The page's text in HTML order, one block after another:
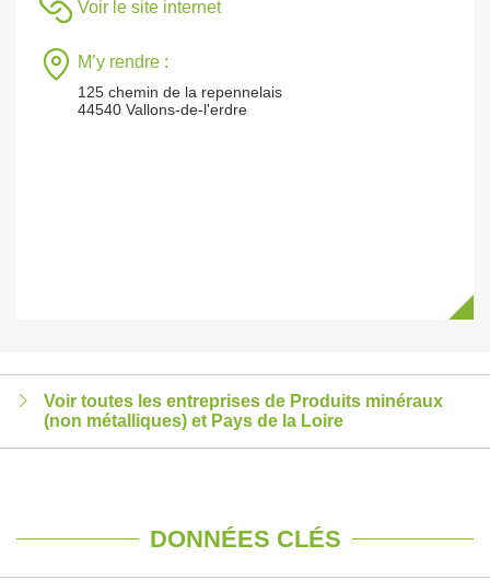
Voir le site internet
M’y rendre :
125 chemin de la repennelais
44540 Vallons-de-l'erdre
Voir toutes les entreprises de Produits minéraux
(non métalliques) et Pays de la Loire
DONNÉES CLÉS